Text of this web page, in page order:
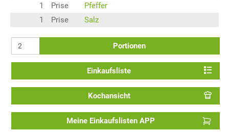
1
Prise
Pfeffer
1
Prise Salz
Portionen
Einkaufsliste
Kochansicht
Meine Einkaufslisten APP